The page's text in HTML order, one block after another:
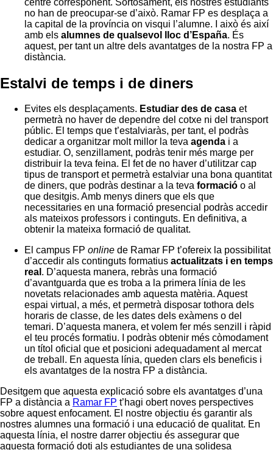
no han de preocupar-se d’això. Ramar FP es desplaça a
la capital de la província on visqui l’alumne. I això és així
amb els alumnes de qualsevol lloc d’España. És
aquest, per tant un altre dels avantatges de la nostra FP a
distància.
Estalvi de temps i de diners
Evites els desplaçaments. Estudiar des de casa et
permetrà no haver de dependre del cotxe ni del transport
públic. El temps que t’estalviaràs, per tant, el podràs
dedicar a organitzar molt millor la teva agenda i a
estudiar. O, senzillament, podràs tenir més marge per
distribuir la teva feina. El fet de no haver d’utilitzar cap
tipus de transport et permetrà estalviar una bona quantitat
de diners, que podràs destinar a la teva formació o al
que desitgis. Amb menys diners que els que
necessitaries en una formació presencial podràs accedir
als mateixos professors i continguts. En definitiva, a
obtenir la mateixa formació de qualitat.
El campus FP online de Ramar FP t’ofereix la possibilitat
d’accedir als continguts formatius actualitzats i en temps
real . D’aquesta manera, rebràs una formació
d’avantguarda que es troba a la primera línia de les
novetats relacionades amb aquesta matèria. Aquest
espai virtual, a més, et permetrà disposar tothora dels
horaris de classe, de les dates dels exàmens o del
temari. D’aquesta manera, et volem fer més senzill i ràpid
el teu procés formatiu. I podràs obtenir més còmodament
un títol oficial que et posicioni adequadament al mercat
de treball. En aquesta línia, queden clars els beneficis i
els avantatges de la nostra FP a distància.
Desitgem que aquesta explicació sobre els avantatges d’una
FP a distància a Ramar FP t’hagi obert noves perspectives
sobre aquest enfocament. El nostre objectiu és garantir als
nostres alumnes una formació i una educació de qualitat. En
aquesta línia, el nostre darrer objectiu és assegurar que
aquesta formació doti als estudiantes de una solidesa